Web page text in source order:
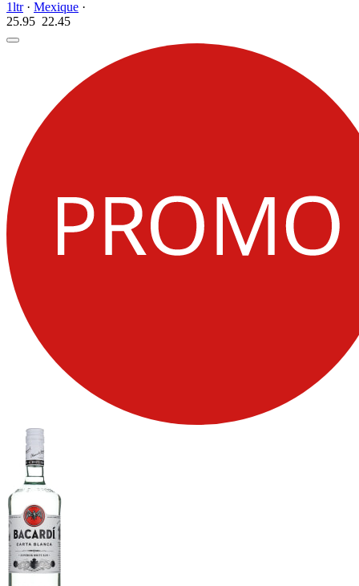
1ltr· Mexique ·
25.95 22.45